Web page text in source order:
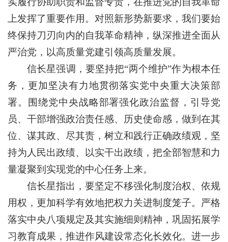
上发挥了重要作用。对照新形势新要求，我们要始
终保持刀刃向内的自我革命精神，纵深推进全面从
严治党，以高质量党建引领高质量发展。
信长星强调，要坚持把“两个维护”作为根本任
务，更加坚决有力地贯彻落实党中央重大决策部
署。围绕党中央战略部署强化政治监督，引导党
员、干部增强政治责任感、历史使命感，做到在其
位、谋其政、尽其责，树立和践行正确政绩观，坚
持为人民出政绩、以实干出政绩，把全部智慧和力
量凝聚到实现党的中心任务上来。
信长星指出，要坚定不移强化制度治权、依规
用权，更加科学有效地把权力关进制度笼子。严格
落实中央八项规定及其实施细则精神，巩固拓展学
习教育成果，推进作风建设常态化长效化。进一步